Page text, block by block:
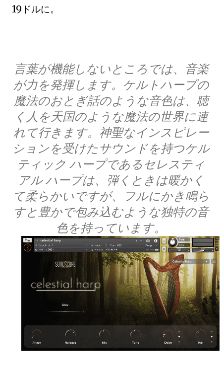
19ドルに。
言葉が機能しないところでは、音楽
が力を発揮します。ケルトハープの
魔法のおとぎ話のような音色は、聴
く人を天国のような魔法の世界に連
れて行きます。神聖なインスピレー
ションを受けたサウンドを持つケル
ティック ハープであるセレスティ
アル ハープは、弾くときは暖かく
て柔らかいですが、フルにかき鳴ら
すと豊かで包み込むような独特の音
色を持っています。